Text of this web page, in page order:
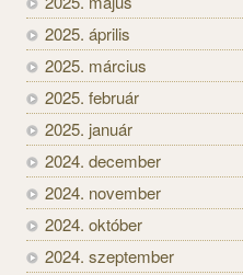
2025. április
2025. március
2025. február
2025. január
2024. december
2024. november
2024. október
2024. szeptember